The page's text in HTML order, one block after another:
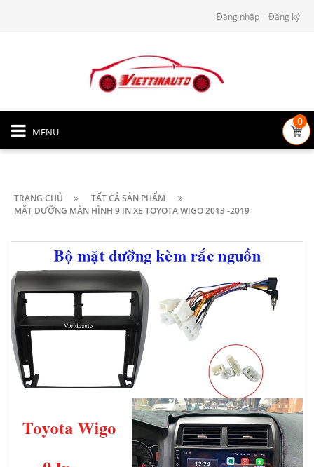
Đăng nhập Đăng ký
MENU
0
TRANG CHỦ
TẤT CẢ SẢN PHẨM
MẶT DƯỠNG MÀN HÌNH 9 IN XE TOYOTA WIGO 2013 -2019